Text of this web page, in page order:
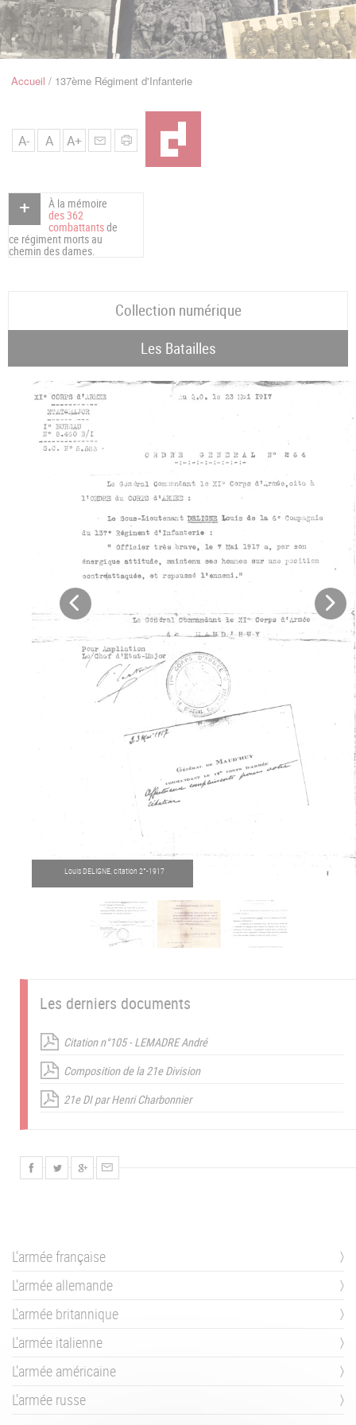
Navigation
FilAccueil 137ème Régiment d'Infanterie
A- A A+
À la mémoire
des 362
combattantsde
ce régiment morts au
chemin des dames.
Collection numérique
Les Batailles
Louis DELIGNE, citation 2°-1917
Les derniers documents
Citation n°105 - LEMADRE André
Composition de la 21e Division
21e DI par Henri Charbonnier
L'armée française
L'armée allemande
L'armée britannique
L'armée italienne
L'armée américaine
L'armée russe